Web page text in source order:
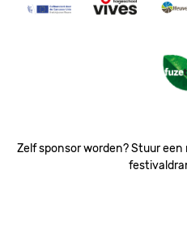
Image Image
Zelf sponsor worden? Stuur